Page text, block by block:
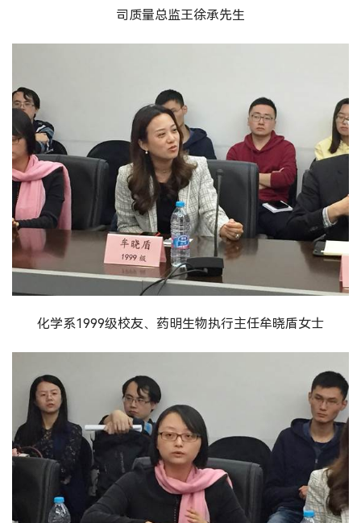
司质量总监王徐承先生
化学系1999级校友、药明生物执行主任牟晓盾女士